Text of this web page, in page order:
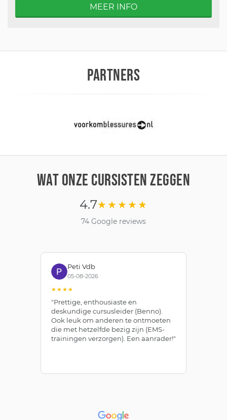
MEER INFO
PARTNERS
WAT ONZE CURSISTEN ZEGGEN
4.7★★★★★
74 Google reviews
Peti Vdb
05-08-2026
★★★★
"Prettige, enthousiaste en
deskundige cursusleider (Benno).
Ook leuk om anderen te ontmoeten
die met hetzelfde bezig zijn (EMS-
trainingen verzorgen). Een aanrader!"